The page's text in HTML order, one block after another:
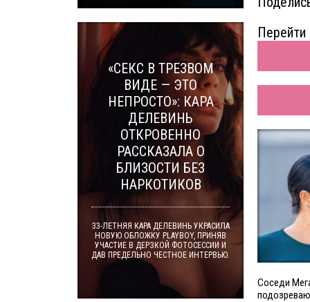
Соседи
«СЕКС В ТРЕЗВОМ
ВИДЕ — ЭТО
НЕПРОСТО»: КАРА
ДЕЛЕВИНЬ
ОТКРОВЕННО
РАССКАЗАЛА О
БЛИЗОСТИ БЕЗ
НАРКОТИКОВ
33-ЛЕТНЯЯ КАРА ДЕЛЕВИНЬ УКРАСИЛА
НОВУЮ ОБЛОЖКУ PLAYBOY, ПРИНЯВ
УЧАСТИЕ В ДЕРЗКОЙ ФОТОСЕССИИ И
ДАВ ПРЕДЕЛЬНО ЧЕСТНОЕ ИНТЕРВЬЮ.